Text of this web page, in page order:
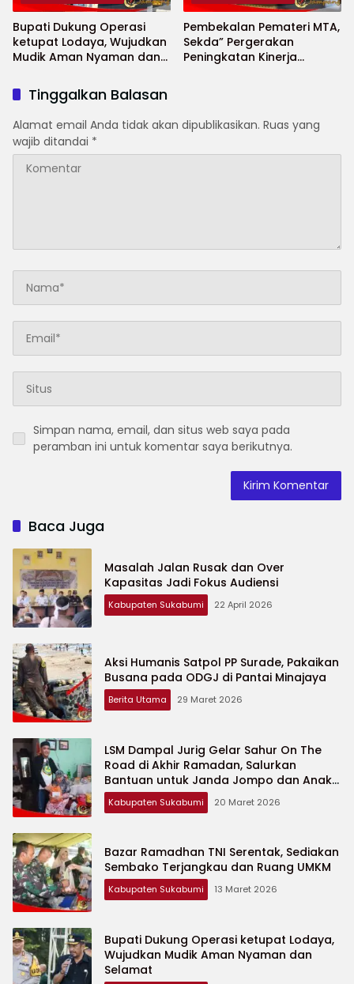
Bupati Dukung Operasi
ketupat Lodaya, Wujudkan
Mudik Aman Nyaman dan
Pembekalan Pemateri MTA,
Sekda” Pergerakan
Peningkatan Kinerja
Tinggalkan Balasan
Alamat email Anda tidak akan dipublikasikan. Ruas yang
wajib ditandai *
Simpan nama, email, dan situs web saya pada
peramban ini untuk komentar saya berikutnya.
Baca Juga
Masalah Jalan Rusak dan Over
Kapasitas Jadi Fokus Audiensi
Kabupaten Sukabumi 22 April 2026
Aksi Humanis Satpol PP Surade, Pakaikan
Busana pada ODGJ di Pantai Minajaya
Berita Utama 29 Maret 2026
LSM Dampal Jurig Gelar Sahur On The
Road di Akhir Ramadan, Salurkan
Bantuan untuk Janda Jompo dan Anak
Yatim
Kabupaten Sukabumi 20 Maret 2026
Bazar Ramadhan TNI Serentak, Sediakan
Sembako Terjangkau dan Ruang UMKM
Kabupaten Sukabumi 13 Maret 2026
Bupati Dukung Operasi ketupat Lodaya,
Wujudkan Mudik Aman Nyaman dan
Selamat